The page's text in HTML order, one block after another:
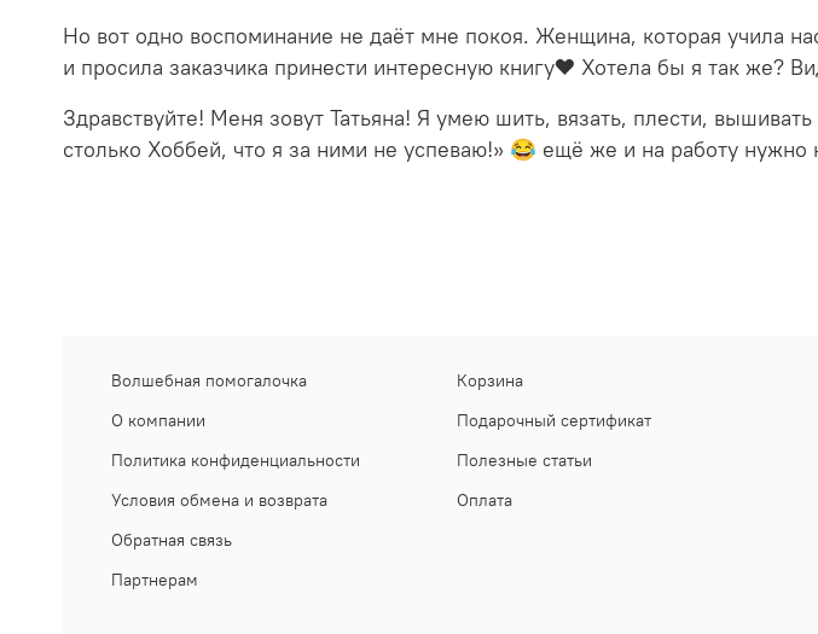
Но вот одно воспоминание не даёт мне покоя. Женщина, которая учила
и просила заказчика принести интересную книгу❤️ Хотела бы я так же?
Здравствуйте! Меня зовут Татьяна! Я умею шить, вязать, плести,
столько Хоббей, что я за ними не успеваю!» 😂 ещё же и на работу
Волшебная помогалочка
О компании
Политика конфиденциальности
Условия обмена и возврата
Обратная связь
Партнерам
Корзина
Подарочный сертификат
Полезные статьи
Оплата